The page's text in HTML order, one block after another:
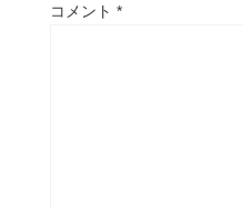
コメント *